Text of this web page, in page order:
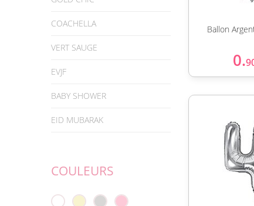
COACHELLA
VERT SAUGE
EVJF
BABY SHOWER
EID MUBARAK
COULEURS
Ballon
0.